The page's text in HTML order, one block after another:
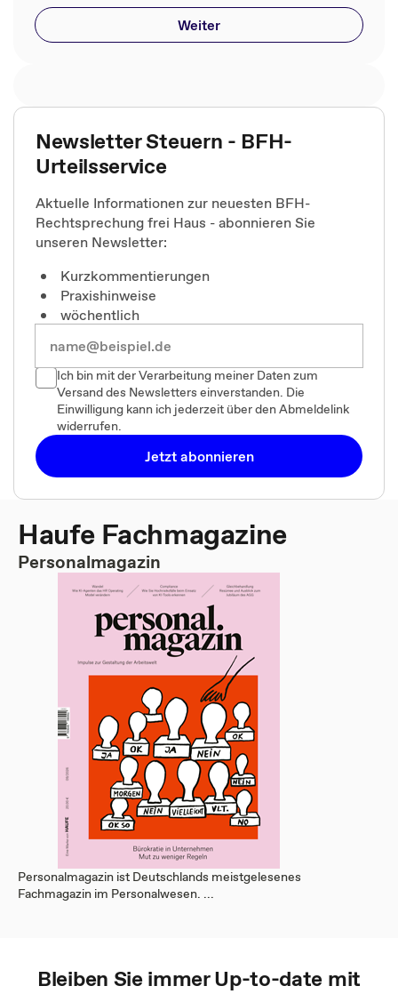
Weiter
Newsletter Steuern - BFH-
Urteilsservice
Aktuelle Informationen zur neuesten BFH-
Rechtsprechung frei Haus - abonnieren Sie
unseren Newsletter:
Kurzkommentierungen
Praxishinweise
wöchentlich
Ich bin mit der Verarbeitung meiner Daten zum
Versand des Newsletters einverstanden. Die
Einwilligung kann ich jederzeit über den Abmeldelink
widerrufen.
Jetzt abonnieren
Haufe Fachmagazine
Personalmagazin
Personalmagazin ist Deutschlands meistgelesenes
Fachmagazin im Personalwesen. ...
Bleiben Sie immer Up-to-date mit